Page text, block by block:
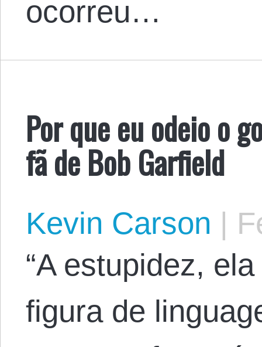
ocorreu…
Por que eu odeio o
fã de Bob Garfield
Kevin Carson |
“A estupidez,
figura de